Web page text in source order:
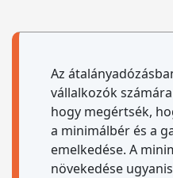
Az
vállalkozók
hogy megértsék,
a minimálbér és a
emelkedése. A
növekedése